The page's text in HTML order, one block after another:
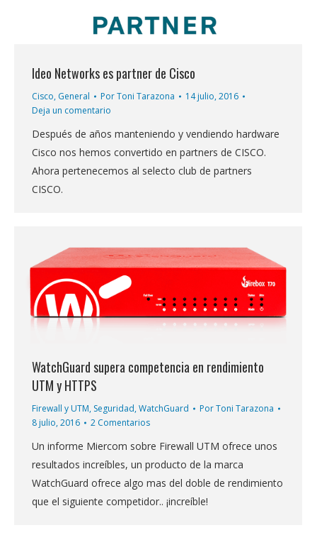
Ideo Networks es partner de Cisco
Cisco, General PorToni Tarazona
14 julio, 2016
Deja un comentario
Después de años manteniendo y vendiendo hardware
Cisco nos hemos convertido en partners de CISCO.
Ahora pertenecemos al selecto club de partners
CISCO.
WatchGuard supera competencia en rendimiento
UTM y HTTPS
Firewall y UTM, Seguridad,WatchGuard PorToni Tarazona
8 julio, 2016
2 Comentarios
Un informe Miercom sobre Firewall UTM ofrece unos
resultados increíbles, un producto de la marca
WatchGuard ofrece algo mas del doble de rendimiento
que el siguiente competidor.. ¡increíble!